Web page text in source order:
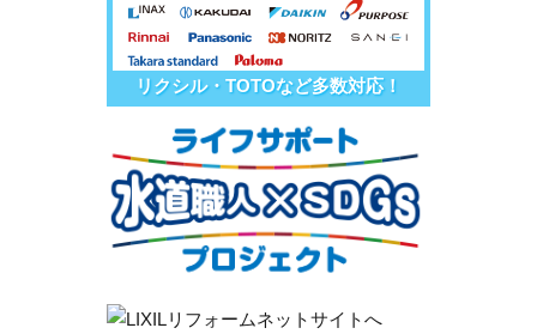
リクシル・TOTOなど多数対応！